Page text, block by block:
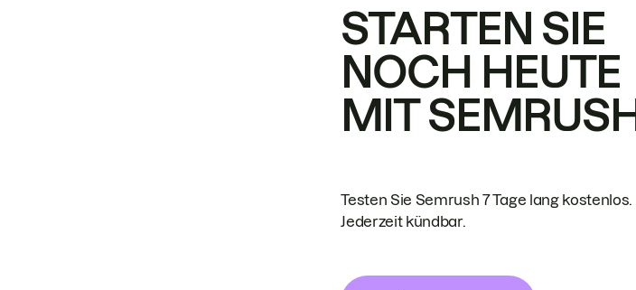
STARTEN SIE
NOCH HEUTE
MIT
Testen Sie Semrush 7 Tage lang kostenlos.
Jederzeit kündbar.